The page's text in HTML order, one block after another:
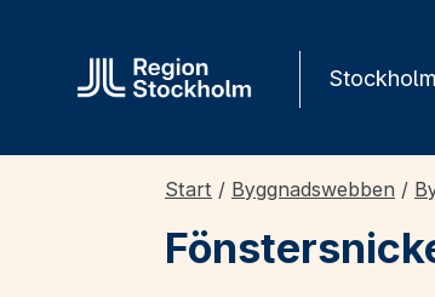
Start / Byggnadswebben /